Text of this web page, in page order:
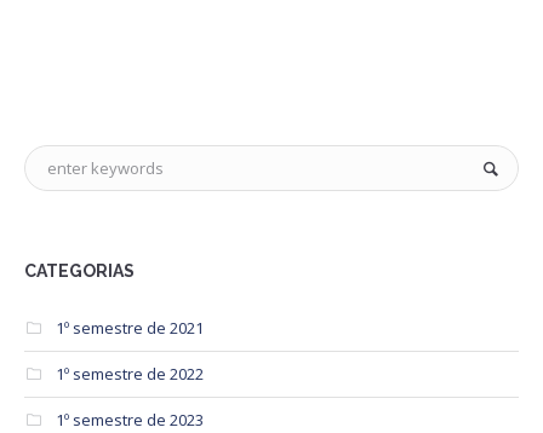
CATEGORIAS
1º semestre de 2021
1º semestre de 2022
1º semestre de 2023